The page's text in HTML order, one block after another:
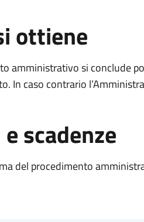
ottiene
amministrativo si conclude
In caso contrario
scadenze
del procedimento